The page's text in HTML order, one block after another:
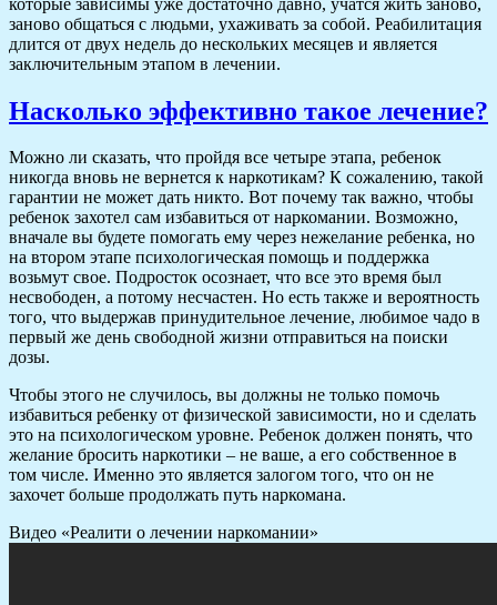
заново общаться с людьми, ухаживать за собой. Реабилитация
длится от двух недель до нескольких месяцев и является
заключительным этапом в лечении.
Насколько эффективно такое лечение?
Можно ли сказать, что пройдя все четыре этапа, ребенок
никогда вновь не вернется к наркотикам? К сожалению, такой
гарантии не может дать никто. Вот почему так важно, чтобы
ребенок захотел сам избавиться от наркомании. Возможно,
вначале вы будете помогать ему через нежелание ребенка, но
на втором этапе психологическая помощь и поддержка
возьмут свое. Подросток осознает, что все это время был
несвободен, а потому несчастен. Но есть также и вероятность
того, что выдержав принудительное лечение, любимое чадо в
первый же день свободной жизни отправиться на поиски
дозы.
Чтобы этого не случилось, вы должны не только помочь
избавиться ребенку от физической зависимости, но и сделать
это на психологическом уровне. Ребенок должен понять, что
желание бросить наркотики – не ваше, а его собственное в
том числе. Именно это является залогом того, что он не
захочет больше продолжать путь наркомана.
Видео «Реалити о лечении наркомании»